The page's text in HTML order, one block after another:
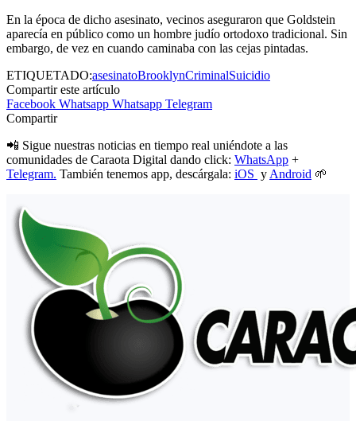
En la época de dicho asesinato, vecinos aseguraron que Goldstein
aparecía en público como un hombre judío ortodoxo tradicional. Sin
embargo, de vez en cuando caminaba con las cejas pintadas.
ETIQUETADO:asesinatoBrooklynCriminalSuicidio
Compartir este artículo
Facebook Whatsapp Whatsapp Telegram
Compartir
📲 Sigue nuestras noticias en tiempo real uniéndote a las
comunidades de Caraota Digital dando click: WhatsApp +
Telegram. También tenemos app, descárgala: iOS y Android 🌱